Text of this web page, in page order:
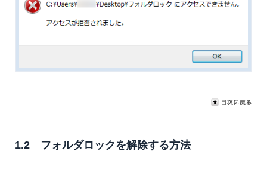
1.2 フォルダロックを解除する方法